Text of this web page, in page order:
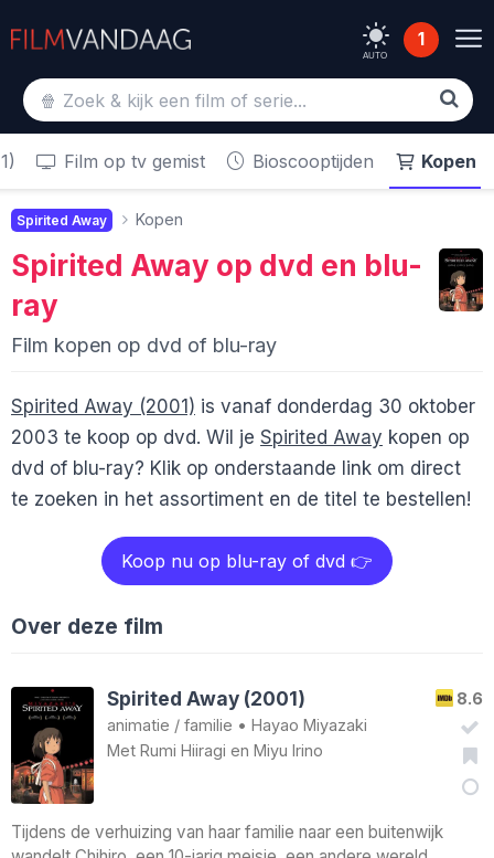
AUTO
1
Film op tv gemist Bioscooptijden Kopen
Spirited Away Kopen
Spirited Away op dvd en blu-
ray
Film kopen op dvd of blu-ray
Spirited Away (2001) is vanaf donderdag 30 oktober
2003 te koop op dvd. Wil je Spirited Away kopen op
dvd of blu-ray? Klik op onderstaande link om direct
te zoeken in het assortiment en de titel te bestellen!
Koop nu op blu-ray of dvd 👉
Over deze film
8.6
Spirited Away (2001)
animatie / familie • Hayao Miyazaki
Met Rumi Hiiragi en Miyu Irino
Tijdens de verhuizing van haar familie naar een buitenwijk